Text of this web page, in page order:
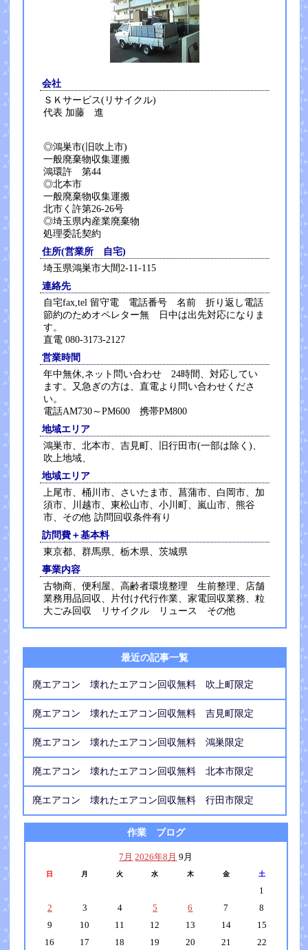
会社
ＳＫサービス(リサイクル)
代表 加藤 進
◎鴻巣市(旧吹上市)
一般廃棄物収集運搬
鴻環許 第44
◎北本市
一般廃棄物収集運搬
北市く許第26-26号
◎埼玉県内産業廃棄物
処理委託契約
住所(営業所 自宅)
埼玉県鴻巣市大間2-11-115
連絡先
自宅fax,tel 留守電 電話番号 名前 折り返し電話
節約のためオペレター無 日中は出先対応になりま
す。
直電 080-3173-2127
営業時間
年中無休,ネット問い合わせ 24時間、対応してい
ます。又急ぎの方は、直電より問い合わせくださ
い。
電話AM730～PM600 携帯PM800
地域エリア
鴻巣市、北本市、吉見町、旧行田市(一部は除く)、
吹上地域、
地域エリア
上尾市、桶川市、さいたま市、菖蒲市、白岡市、加
須市、川越市、東松山市、小川町、嵐山市、熊谷
市、その他 訪問回収条件有り
訪問費＋基本料
東京都、群馬県、栃木県、茨城県
事業内容
古物商、便利屋、高齢者環境整理 生前整理、店舗
業務用品回収、片付け代行作業、家電回収業務、粒
大ごみ回収 リサイクル リュース その他
最近の記事一覧
廃エアコン 壊れたエアコン回収無料 吹上町限定
廃エアコン 壊れたエアコン回収無料 吉見町限定
廃エアコン 壊れたエアコン回収無料 鴻巣限定
廃エアコン 壊れたエアコン回収無料 北本市限定
廃エアコン 壊れたエアコン回収無料 行田市限定
作業 ブログ
7月 2026年8月 9月
日 月 火 水 木 金 土
1
2
3 4 5 6 7
8
9
10 11 12 13 14
15
16
17 18 19 20 21
22